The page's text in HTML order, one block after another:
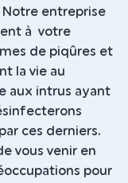
entreprise
à votre
de piqûres et
la vie au
aux intrus ayant
ces derniers.
vous venir en
pour